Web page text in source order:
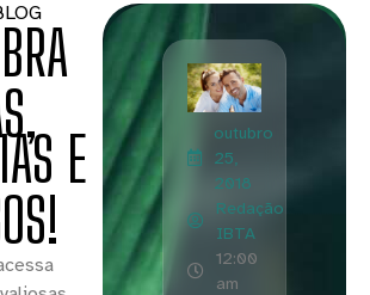
E
outubro
25,
2018
Redação
IBTA
12:00
am